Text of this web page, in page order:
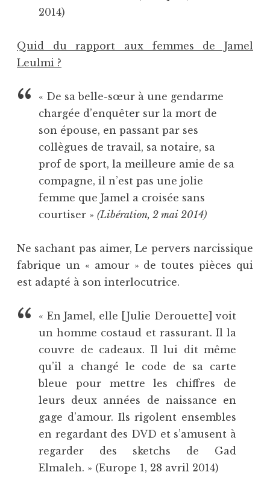
2014)
Quid du rapport aux femmes de Jamel
Leulmi ?
« De sa belle-sœur à une gendarme
chargée d’enquêter sur la mort de
son épouse, en passant par ses
collègues de travail, sa notaire, sa
prof de sport, la meilleure amie de sa
compagne, il n’est pas une jolie
femme que Jamel a croisée sans
courtiser » (Libération, 2 mai 2014)
Ne sachant pas aimer, Le pervers narcissique
fabrique un « amour » de toutes pièces qui
est adapté à son interlocutrice.
« En Jamel, elle [Julie Derouette] voit
un homme costaud et rassurant. Il la
couvre de cadeaux. Il lui dit même
qu’il a changé le code de sa carte
bleue pour mettre les chiffres de
leurs deux années de naissance en
gage d’amour. Ils rigolent ensembles
en regardant des DVD et s’amusent à
regarder des sketchs de Gad
Elmaleh. » (Europe 1, 28 avril 2014)